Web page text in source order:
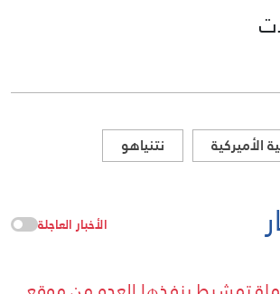
الأميركية نتنياهو
الأخبار العاجلة